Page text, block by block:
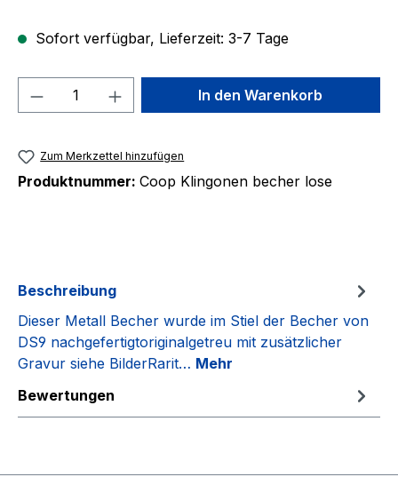
Sofort verfügbar, Lieferzeit: 3-7 Tage
Produkt Anzahl: Gib denIn den Warenkorb
Zum Merkzettel hinzufügen
Produktnummer: Coop Klingonen becher lose
Beschreibung
Dieser Metall Becher wurde im Stiel der Becher von
DS9 nachgefertigtoriginalgetreu mit zusätzlicher
Gravur siehe BilderRarit… Mehr
Bewertungen